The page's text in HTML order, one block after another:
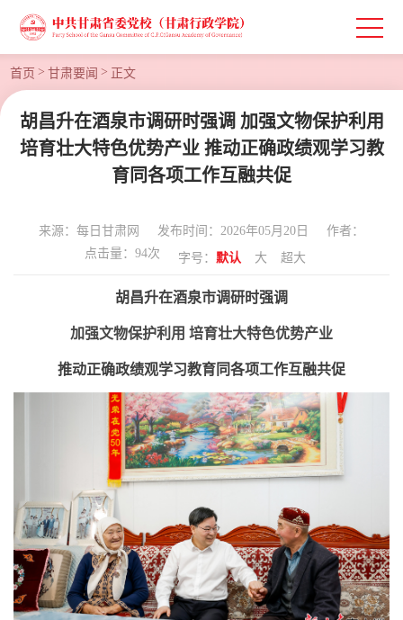
首页 > 甘肃要闻 > 正文
胡昌升在酒泉市调研时强调 加强文物保护利用
培育壮大特色优势产业 推动正确政绩观学习教
育同各项工作互融共促
来源：每日甘肃网 发布时间：2026年05月20日
作者：
点击量： 94次 字号： 默认 大 超大
胡昌升在酒泉市调研时强调
加强文物保护利用 培育壮大特色优势产业
推动正确政绩观学习教育同各项工作互融共促